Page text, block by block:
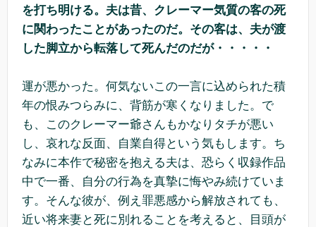
を打ち明ける。夫は昔、クレーマー気質の客の死
に関わったことがあったのだ。その客は、夫が渡
した脚立から転落して死んだのだが・・・・・
運が悪かった。何気ないこの一言に込められた積
年の恨みつらみに、背筋が寒くなりました。で
も、このクレーマー爺さんもかなりタチが悪い
し、哀れな反面、自業自得という気もします。ち
なみに本作で秘密を抱える夫は、恐らく収録作品
中で一番、自分の行為を真摯に悔やみ続けていま
す。そんな彼が、例え罪悪感から解放されても、
近い将来妻と死に別れることを考えると、目頭が